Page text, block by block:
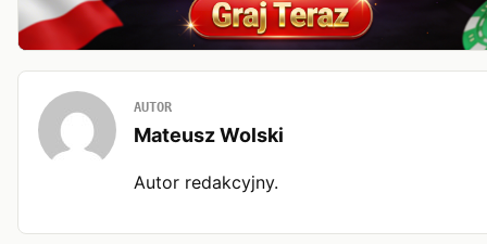
AUTOR
Mateusz Wolski
Autor redakcyjny.